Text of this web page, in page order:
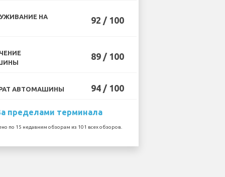
НА
92 / 100
89 / 100
АВТОМАШИНЫ 94 / 100
пределами терминала
по 15 недавним обзорам из 101 всех обзоров.